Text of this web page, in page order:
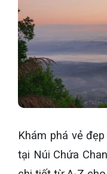
Khám phá vẻ
tại Núi Chứa